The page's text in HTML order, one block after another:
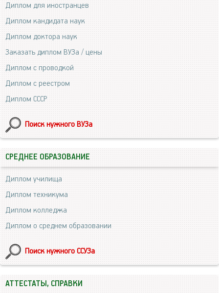
Диплом для иностранцев
Диплом кандидата наук
Диплом доктора наук
Заказать диплом ВУЗа / цены
Диплом с проводкой
Диплом с реестром
Диплом СССР
Поиск нужного ВУЗа
СРЕДНЕЕ ОБРАЗОВАНИЕ
Диплом училища
Диплом техникума
Диплом колледжа
Диплом о среднем образовании
Поиск нужного ССУЗа
АТТЕСТАТЫ, СПРАВКИ